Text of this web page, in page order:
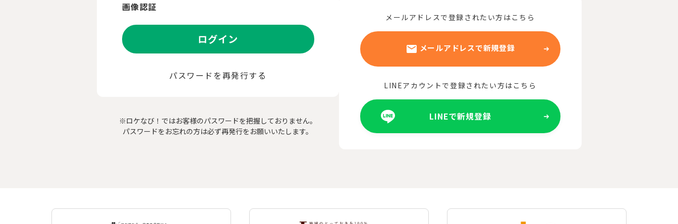
画像認証
ログイン
パスワードを再発行する
※ロケなび！ではお客様のパスワードを把握しておりません。
パスワードをお忘れの方は必ず再発行をお願いいたします。
メールアドレスで登録されたい方はこちら
メールアドレスで新規登録
LINEアカウントで登録されたい方はこちら
LINEで新規登録